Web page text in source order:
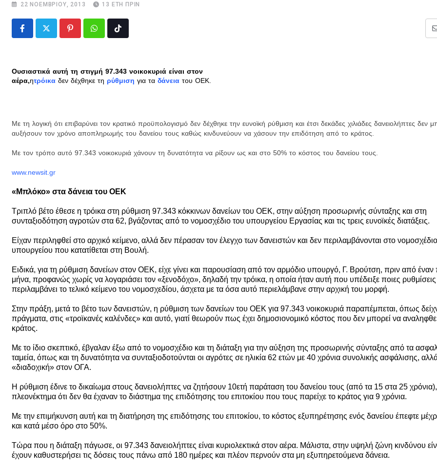
22 ΝΟΕΜΒΡΊΟΥ, 2013 13 ΈΤΗ ΠΡΙΝ
PinterestWhatsappTiktok
Ουσιαστικά αυτή τη στιγμή 97.343 νοικοκυριά είναι στον
αέρα,ητρόικα δεν δέχθηκε τη ρύθμιση για τα δάνεια του ΟΕΚ.
Με τη λογική ότι επιβαρύνει τον κρατικό προϋπολογισμό δεν δέχθηκε την ευνοϊκή ρύθμιση και έτσι δεκάδες χιλιάδες δανειολήπτες δεν
αυξήσουν τον χρόνο αποπληρωμής του δανείου τους καθώς κινδυνεύουν να χάσουν την επιδότηση από το κράτος.
Με τον τρόπο αυτό 97.343 νοικοκυριά χάνουν τη δυνατότητα να ρίξουν ως και στο 50% το κόστος του δανείου τους.
www.newsit.gr
«Μπλόκο» στα δάνεια του ΟΕΚ
Τριπλό βέτο έθεσε η τρόικα στη ρύθμιση 97.343 κόκκινων δανείων του ΟΕΚ, στην αύξηση προσωρινής σύνταξης και στη
συνταξιοδότηση αγροτών στα 62, βγάζοντας από το νομοσχέδιο του υπουργείου Εργασίας και τις τρεις ευνοϊκές διατάξεις.
Είχαν περιληφθεί στο αρχικό κείμενο, αλλά δεν πέρασαν τον έλεγχο των δανειστών και δεν περιλαμβάνονται στο
υπουργείου που κατατίθεται στη Βουλή.
Ειδικά, για τη ρύθμιση δανείων στον ΟΕΚ, είχε γίνει και παρουσίαση από τον αρμόδιο υπουργό, Γ. Βρούτση, πριν από έναν
μήνα, προφανώς χωρίς να λογαριάσει τον «ξενοδόχο», δηλαδή την τρόικα, η οποία ήταν αυτή που υπέδειξε ποιες
περιλαμβάνει το τελικό κείμενο του νομοσχεδίου, άσχετα με τα όσα αυτό περιελάμβανε στην αρχική του μορφή.
Στην πράξη, μετά το βέτο των δανειστών, η ρύθμιση των δανείων του ΟΕΚ για 97.343 νοικοκυριά παραπέμπεται, όπως
πράγματα, στις «τροϊκανές καλένδες» και αυτό, γιατί θεωρούν πως έχει δημοσιονομικό κόστος που δεν μπορεί να
κράτος.
Με το ίδιο σκεπτικό, έβγαλαν έξω από το νομοσχέδιο και τη διάταξη για την αύξηση της προσωρινής σύνταξης από τα
ταμεία, όπως και τη δυνατότητα να συνταξιοδοτούνται οι αγρότες σε ηλικία 62 ετών με 40 χρόνια συνολικής ασφάλισης,
«διαδοχική» στον ΟΓΑ.
Η ρύθμιση έδινε το δικαίωμα στους δανειολήπτες να ζητήσουν 10ετή παράταση του δανείου τους (από τα 15 στα 25
πλεονέκτημα ότι δεν θα έχαναν το διάστημα της επιδότησης του επιτοκίου που τους παρείχε το κράτος για 9 χρόνια.
Με την επιμήκυνση αυτή και τη διατήρηση της επιδότησης του επιτοκίου, το κόστος εξυπηρέτησης ενός δανείου έπεφτε
και κατά μέσο όρο στο 50%.
Τώρα που η διάταξη πάγωσε, οι 97.343 δανειολήπτες είναι κυριολεκτικά στον αέρα. Μάλιστα, στην υψηλή ζώνη κινδύνου
έχουν καθυστερήσει τις δόσεις τους πάνω από 180 ημέρες και πλέον περνούν στα μη εξυπηρετούμενα δάνεια.